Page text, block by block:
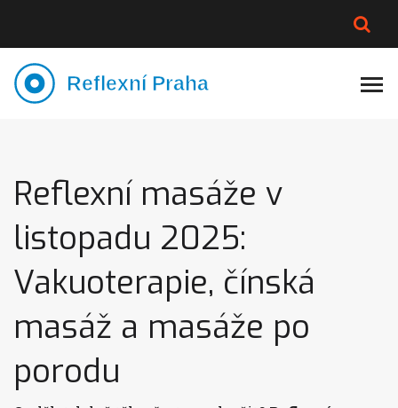
VÝMĚNA VODY
Reflexní masáže v
listopadu 2025:
Vakuoterapie, čínská
masáž a masáže po
porodu